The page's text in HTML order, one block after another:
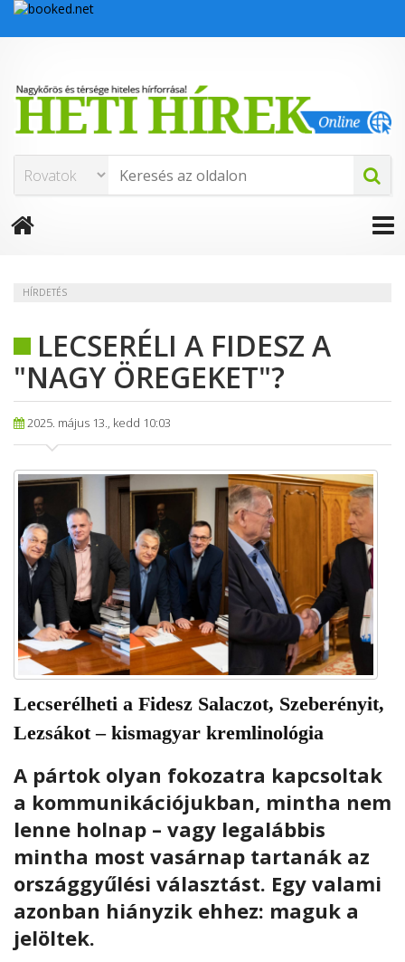
HÍRDETÉS
LECSERÉLI A FIDESZ A
"NAGY ÖREGEKET"?
2025. május 13., kedd 10:03
Lecserélheti a Fidesz Salaczot, Szeberényit,
Lezsákot – kismagyar kremlinológia
A pártok olyan fokozatra kapcsoltak
a kommunikációjukban, mintha nem
lenne holnap – vagy legalábbis
mintha most vasárnap tartanák az
országgyűlési választást. Egy valami
azonban hiányzik ehhez: maguk a
jelöltek.